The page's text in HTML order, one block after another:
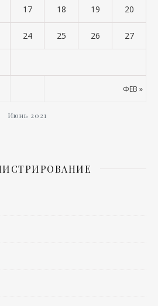
Июнь 2021
ФЕВ »
17 18 19 20
24 25 26 27